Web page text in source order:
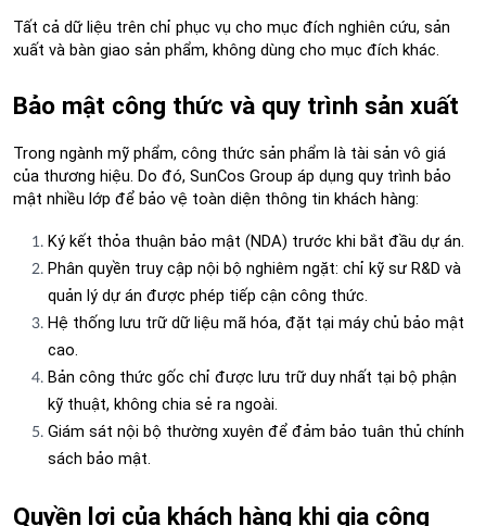
Tất cả dữ liệu trên chỉ phục vụ cho mục đích nghiên cứu, sản
xuất và bàn giao sản phẩm, không dùng cho mục đích khác.
Bảo mật công thức và quy trình sản xuất
Trong ngành mỹ phẩm, công thức sản phẩm là tài sản vô giá
của thương hiệu. Do đó, SunCos Group áp dụng quy trình bảo
mật nhiều lớp để bảo vệ toàn diện thông tin khách hàng:
Ký kết thỏa thuận bảo mật (NDA) trước khi bắt đầu dự án.
Phân quyền truy cập nội bộ nghiêm ngặt: chỉ kỹ sư R&D và
quản lý dự án được phép tiếp cận công thức.
Hệ thống lưu trữ dữ liệu mã hóa, đặt tại máy chủ bảo mật
cao.
Bản công thức gốc chỉ được lưu trữ duy nhất tại bộ phận
kỹ thuật, không chia sẻ ra ngoài.
Giám sát nội bộ thường xuyên để đảm bảo tuân thủ chính
sách bảo mật.
Quyền lợi của khách hàng khi gia công